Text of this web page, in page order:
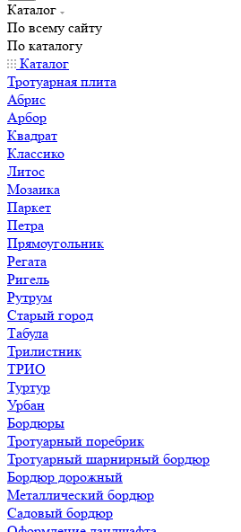
Каталог
По всему сайту
По каталогу
Каталог
Тротуарная плита
Абрис
Арбор
Квадрат
Классико
Литос
Мозаика
Паркет
Петра
Прямоугольник
Регата
Ригель
Рутрум
Старый город
Табула
Трилистник
ТРИО
Туртур
Урбан
Бордюры
Тротуарный поребрик
Тротуарный шарнирный бордюр
Бордюр дорожный
Металлический бордюр
Садовый бордюр